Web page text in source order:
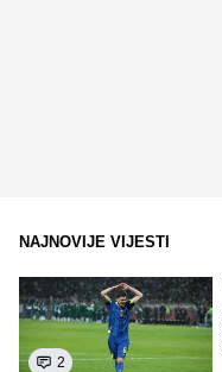
NAJNOVIJE VIJESTI
2